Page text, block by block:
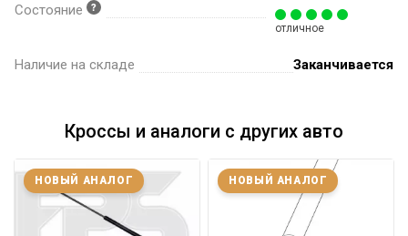
Состояние
отличное
Наличие на складе Заканчивается
Кроссы и аналоги с других авто
НОВЫЙ АНАЛОГ НОВЫЙ АНАЛОГ